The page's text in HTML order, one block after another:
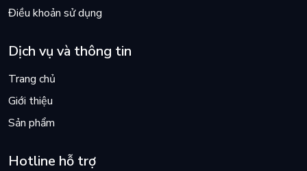
Điều khoản sử dụng
Dịch vụ và thông tin
Trang chủ
Giới thiệu
Sản phẩm
Hotline hỗ trợ